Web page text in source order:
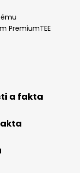
PremiumTEE
a fakta